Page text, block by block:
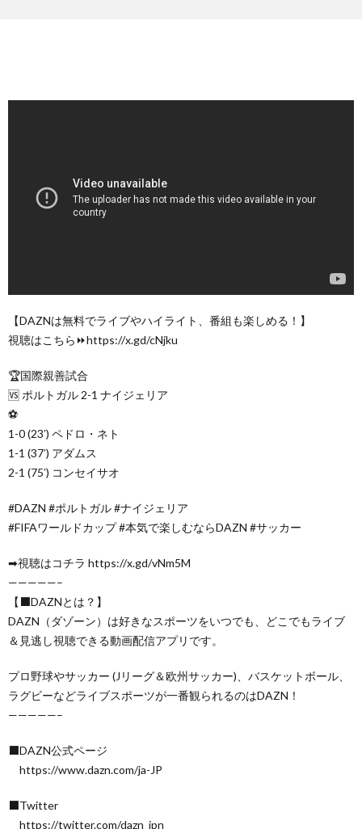
【DAZNは無料でライブやハイライト、番組も楽しめる！】
視聴はこちら⏩️https://x.gd/cNjku
🏆国際親善試合
🆚 ポルトガル 2-1 ナイジェリア
⚽
1-0 (23′) ペドロ・ネト
1-1 (37′) アダムス
2-1 (75′) コンセイサオ
#DAZN #ポルトガル #ナイジェリア
#FIFAワールドカップ #本気で楽しむならDAZN #サッカー
➡視聴はコチラ https://x.gd/vNm5M
—————–
【⬛DAZNとは？】
DAZN（ダゾーン）は好きなスポーツをいつでも、どこでもライブ
＆見逃し視聴できる動画配信アプリです。
プロ野球やサッカー (Jリーグ＆欧州サッカー)、バスケットボール、
ラグビーなどライブスポーツが一番観られるのはDAZN！
—————–
⬛DAZN公式ページ
https://www.dazn.com/ja-JP
⬛Twitter
https://twitter.com/dazn_jpn